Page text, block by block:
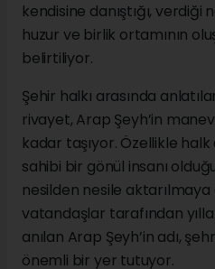
kendisine danıştığı,
huzur ve birlik ortamının
belirtiliyor.
Şehir halkı arasında
rivayet, Arap Şeyh’in
kadar taşıyor. Özellikle
sahibi bir gönül insanı
nesilden nesile aktarılmaya
vatandaşlar tarafından
anılan Arap Şeyh’in adı,
önemli bir yer tutuyor.